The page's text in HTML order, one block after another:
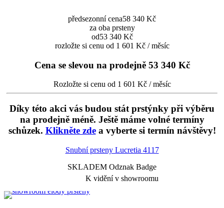
předsezonní cena58 340 Kč
za oba prsteny
od53 340 Kč
rozložte si cenu od 1 601 Kč / měsíc
Cena se slevou na prodejně 53 340 Kč
Rozložte si cenu od 1 601 Kč / měsíc
Díky této akci vás budou stát prstýnky při výběru
na prodejně méně. Ještě máme volné termíny
schůzek. Klikněte zdea vyberte si termín návštěvy!
Snubní prsteny Lucretia 4117
SKLADEM Odznak Badge
K vidění v showroomu